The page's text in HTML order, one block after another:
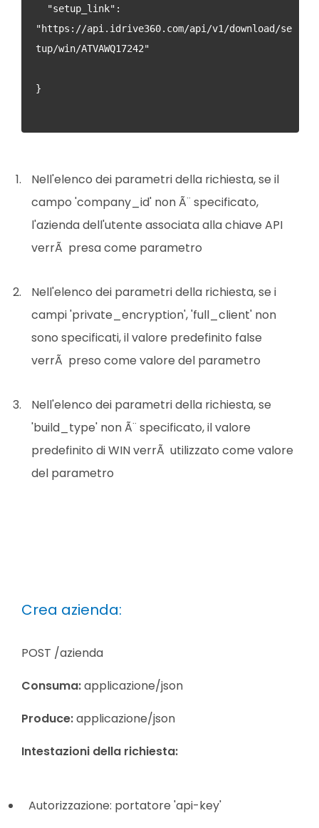
"https://api.idrive360.com/api/v1/download/se
tup/win/ATVAWQ17242"
}
Nell'elenco dei parametri della richiesta, se il
campo 'company_id' non Ã¨ specificato,
l'azienda dell'utente associata alla chiave API
verrÃ presa come parametro
Nell'elenco dei parametri della richiesta, se i
campi 'private_encryption', 'full_client' non
sono specificati, il valore predefinito false
verrÃ preso come valore del parametro
Nell'elenco dei parametri della richiesta, se
'build_type' non Ã¨ specificato, il valore
predefinito di WIN verrÃ utilizzato come valore
del parametro
Crea azienda:
POST /azienda
Consuma:applicazione/json
Produce:applicazione/json
Intestazioni della richiesta:
Autorizzazione: portatore 'api-key'